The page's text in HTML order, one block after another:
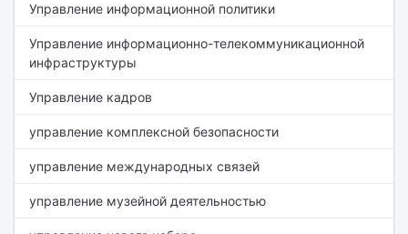
Управление информационной политики
Управление информационно-телекоммуникационной
инфраструктуры
Управление кадров
управление комплексной безопасности
управление международных связей
управление музейной деятельностью